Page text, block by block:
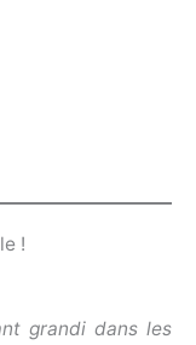
!
grandi dans les